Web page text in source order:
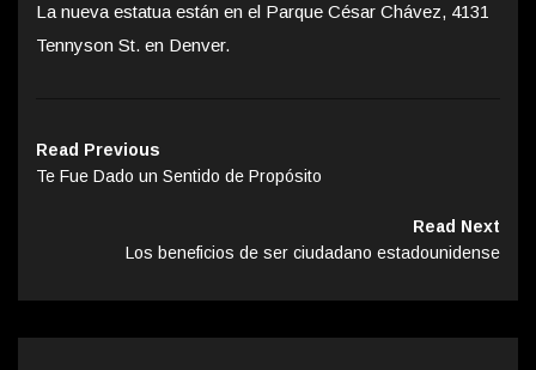
La nueva estatua están en el Parque César Chávez, 4131
Tennyson St. en Denver.
Read Previous
Te Fue Dado un Sentido de Propósito
Read Next
Los beneficios de ser ciudadano estadounidense